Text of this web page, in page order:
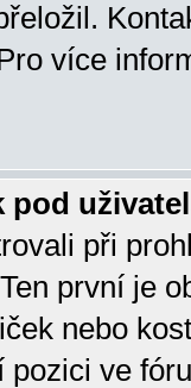
více
pod
při
první je
nebo
ve